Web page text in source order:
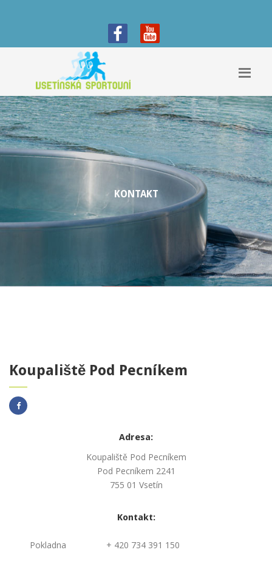
KONTAKT
Koupaliště Pod Pecníkem
Adresa:
Koupaliště Pod Pecníkem
Pod Pecníkem 2241
755 01 Vsetín
Kontakt:
Pokladna
+ 420 734 391 150